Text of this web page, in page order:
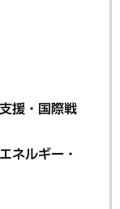
援・国際戦
ネルギー・